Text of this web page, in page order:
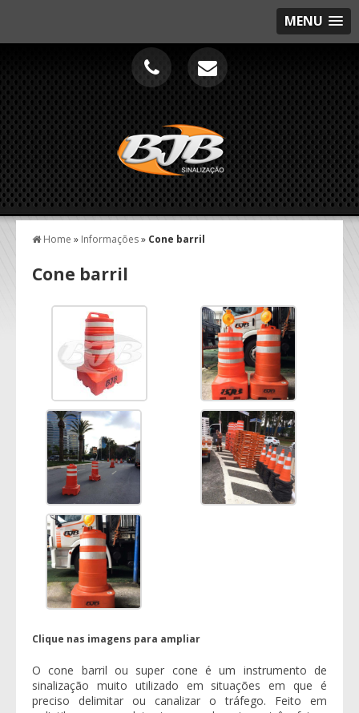
MENU
Home » Informações» Cone barril
Cone barril
Clique nas imagens para ampliar
Ocone barril ou super cone é um instrumento de
sinalização muito utilizado em situações em que é
preciso delimitar ou canalizar o tráfego. Feito em